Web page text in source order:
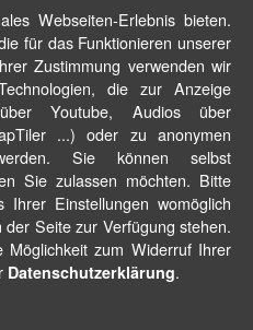
Webseiten-Erlebnis bieten.
für das Funktionieren unserer
Zustimmung verwenden wir
die zur Anzeige
Youtube, Audios über
...) oder zu anonymen
Sie können selbst
Sie zulassen möchten. Bitte
Einstellungen womöglich
Seite zur Verfügung stehen.
zum Widerruf Ihrer
Datenschutzerklärung.